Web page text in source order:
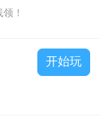
！
开始玩